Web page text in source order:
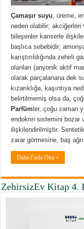
Çamaşır suyu , üreme,
neden olabilir; akciğerleri
bileşenler kanserle
başlıca sebebidir;
karıştırıldığında zehirli
olanları (anyonik aktif
olarak parçalanana dek
kızarıklığa, kaşıntıya
belirtilmemiş olsa da,
Parfümler, çoğu zaman
endokrin sistemini bozar
ilişkilendirilmiştir.
zarar görmesine, baş
Daha Fazla Oku »
ZehirsizEv Kitap 4.